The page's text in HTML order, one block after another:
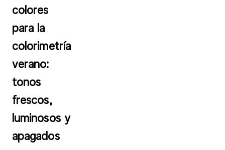
colores
para la
colorimetría
verano:
tonos
frescos,
luminosos y
apagados